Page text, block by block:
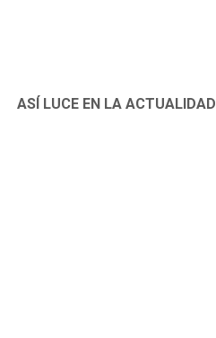
ASÍ LUCE EN LA ACTUALIDAD